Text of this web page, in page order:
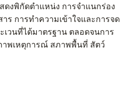
ดงพิกัดตำแหน่ง การจำแนกร่อง
าร การทำความเข้าใจและการจด
วนที่ได้มาตรฐาน ตลอดจนการ
าพเหตุการณ์ สภาพพื้นที่ สัตว์